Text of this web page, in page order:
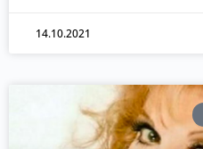
14.10.2021